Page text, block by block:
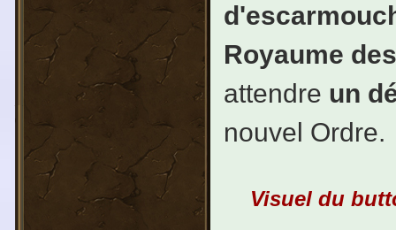
Royaume
attendre un
nouvel Ordre.
Visuel du